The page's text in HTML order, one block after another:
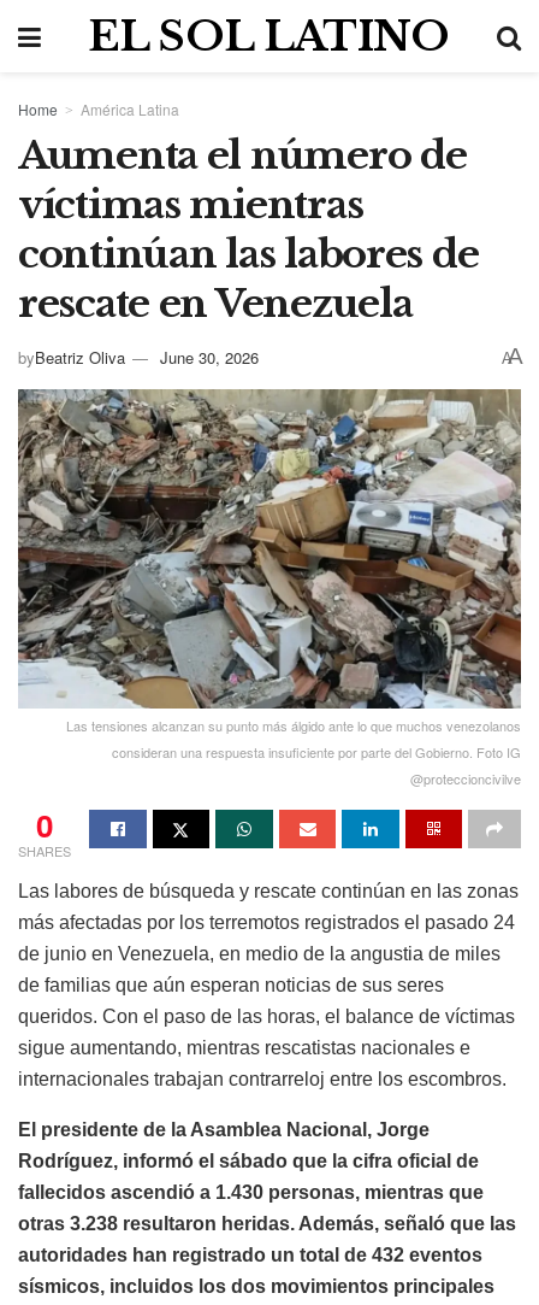
EL SOL LATINO
Home América Latina
Aumenta el número de
víctimas mientras
continúan las labores de
rescate en Venezuela
byBeatriz Oliva June 30, 2026 AA
Las tensiones alcanzan su punto más álgido ante lo que muchos venezolanos
consideran una respuesta insuficiente por parte del Gobierno. Foto IG
@proteccioncivilve
0
SHARES
Las labores de búsqueda y rescate continúan en las zonas
más afectadas por los terremotos registrados el pasado 24
de junio en Venezuela, en medio de la angustia de miles
de familias que aún esperan noticias de sus seres
queridos. Con el paso de las horas, el balance de víctimas
sigue aumentando, mientras rescatistas nacionales e
internacionales trabajan contrarreloj entre los escombros.
El presidente de la Asamblea Nacional, Jorge
Rodríguez, informó el sábado que la cifra oficial de
fallecidos ascendió a 1.430 personas, mientras que
otras 3.238 resultaron heridas. Además, señaló que las
autoridades han registrado un total de 432 eventos
sísmicos, incluidos los dos movimientos principales